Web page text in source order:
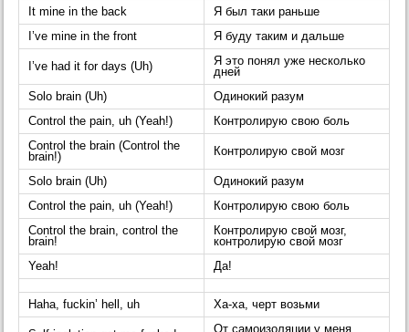
It mine in the back
Я был таки раньше
I’ve mine in the front
Я буду таким и дальше
I’ve had it for days (Uh)
Я это понял уже несколько
дней
Solo brain (Uh)
Одинокий разум
Control the pain, uh (Yeah!)
Контролирую свою боль
Control the brain (Control the
brain!)
Контролирую свой мозг
Solo brain (Uh)
Одинокий разум
Control the pain, uh (Yeah!)
Контролирую свою боль
Control the brain, control the
brain!
Контролирую свой мозг,
контролирую свой мозг
Yeah!
Да!
Haha, fuckin’ hell, uh Ха-ха, черт возьми
От самоизоляции у меня